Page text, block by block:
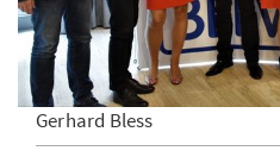
Gerhard Bless